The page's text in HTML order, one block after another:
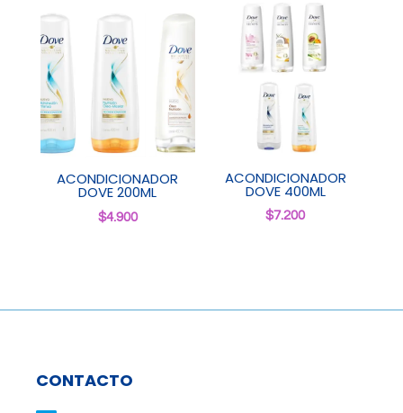
ACONDICIONADOR
DOVE 200ML
$4.900
ACONDICIONADOR
DOVE 400ML
$7.200
CONTACTO